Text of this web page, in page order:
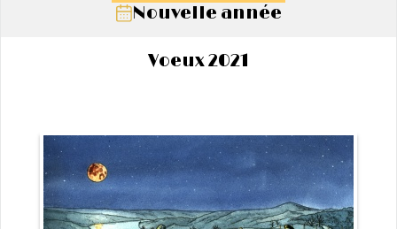
Nouvelle année
Voeux 2021